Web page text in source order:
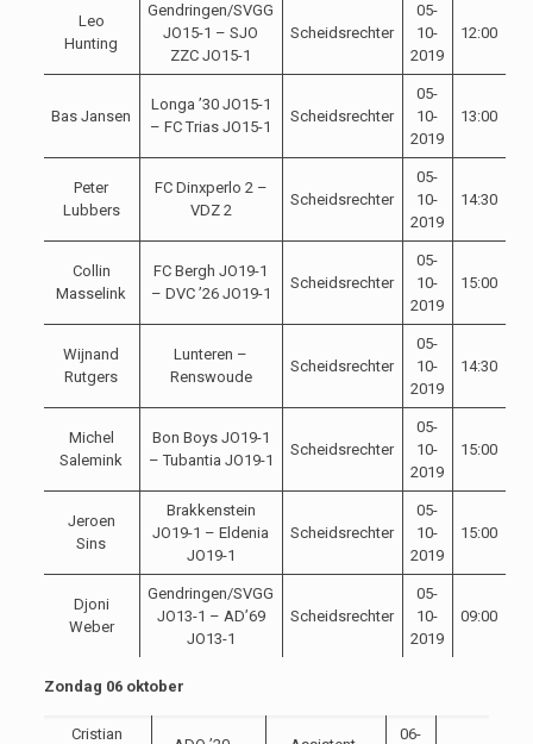
Leo
Hunting
Gendringen/SVGG
JO15-1 – SJO
ZZC JO15-1
Scheidsrechter
05-
10-
2019
12:00
Bas Jansen
Longa ’30 JO15-1
– FC Trias JO15-1
Scheidsrechter
05-
10-
2019
13:00
Peter
Lubbers
FC Dinxperlo 2 –
VDZ 2
Scheidsrechter
05-
10-
2019
14:30
Collin
Masselink
FC Bergh JO19-1
– DVC ’26 JO19-1
Scheidsrechter
05-
10-
2019
15:00
Wijnand
Rutgers
Lunteren –
Renswoude
Scheidsrechter
05-
10-
2019
14:30
Michel
Salemink
Bon Boys JO19-1
– Tubantia JO19-1
Scheidsrechter
05-
10-
2019
15:00
Jeroen
Sins
Brakkenstein
JO19-1 – Eldenia
JO19-1
Scheidsrechter
05-
10-
2019
15:00
Djoni
Weber
Gendringen/SVGG
JO13-1 – AD’69
JO13-1
Scheidsrechter
05-
10-
2019
09:00
Zondag 06 oktober
Cristian
06-